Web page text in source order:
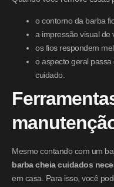
o contorno da barba
a impressão visual de
os fios respondem
o aspecto geral
cuidado.
Mesmo contando com um
barba cheia cuidados
em casa. Para isso, você